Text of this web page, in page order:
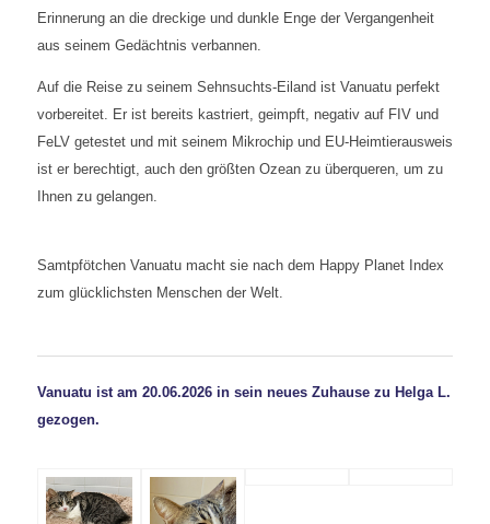
Erinnerung an die dreckige und dunkle Enge der Vergangenheit
aus seinem Gedächtnis verbannen.
Auf die Reise zu seinem Sehnsuchts-Eiland ist Vanuatu perfekt
vorbereitet. Er ist bereits kastriert, geimpft, negativ auf FIV und
FeLV getestet und mit seinem Mikrochip und EU-Heimtierausweis
ist er berechtigt, auch den größten Ozean zu überqueren, um zu
Ihnen zu gelangen.
Samtpfötchen Vanuatu macht sie nach dem Happy Planet Index
zum glücklichsten Menschen der Welt.
Vanuatu ist am 20.06.2026 in sein neues Zuhause zu Helga L.
gezogen.